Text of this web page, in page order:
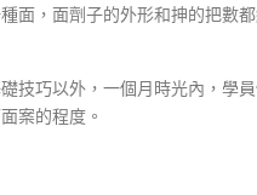
面，面劑子的外形和抻的把數
技巧以外，一個月時光內，學
案的程度。